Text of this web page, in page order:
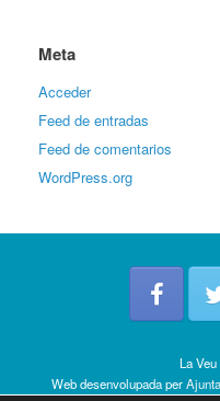
Meta
Acceder
Feed de entradas
Feed de comentarios
WordPress.org
La
Web desenvolupada per